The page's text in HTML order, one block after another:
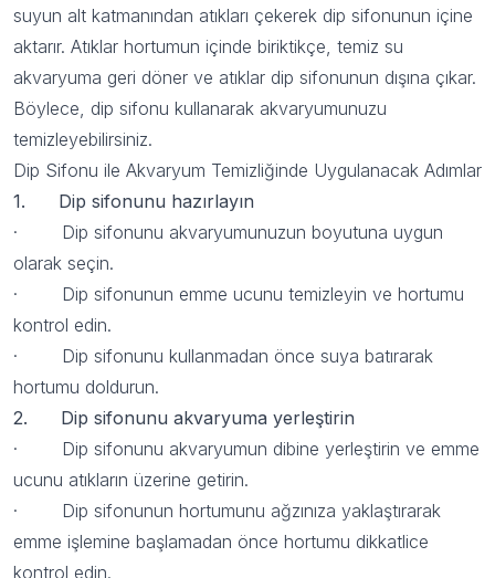
suyun alt katmanından atıkları çekerek dip sifonunun içine
aktarır. Atıklar hortumun içinde biriktikçe, temiz su
akvaryuma geri döner ve atıklar dip sifonunun dışına çıkar.
Böylece, dip sifonu kullanarak akvaryumunuzu
temizleyebilirsiniz.
Dip Sifonu ile Akvaryum Temizliğinde Uygulanacak Adımlar
1. Dip sifonunu hazırlayın
· Dip sifonunu akvaryumunuzun boyutuna uygun
olarak seçin.
· Dip sifonunun emme ucunu temizleyin ve hortumu
kontrol edin.
· Dip sifonunu kullanmadan önce suya batırarak
hortumu doldurun.
2. Dip sifonunu akvaryuma yerleştirin
· Dip sifonunu akvaryumun dibine yerleştirin ve emme
ucunu atıkların üzerine getirin.
· Dip sifonunun hortumunu ağzınıza yaklaştırarak
emme işlemine başlamadan önce hortumu dikkatlice
kontrol edin.